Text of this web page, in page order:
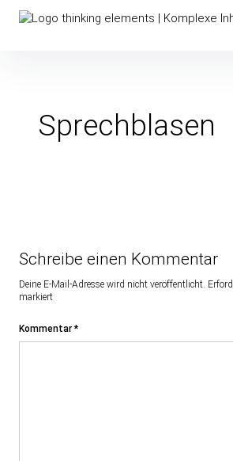
Inhalte
überspringen
thinking elements
Sprechblasen
Schreibe einen Kommentar
Deine E-Mail-Adresse wird nicht veröffentlicht.
markiert
Kommentar*